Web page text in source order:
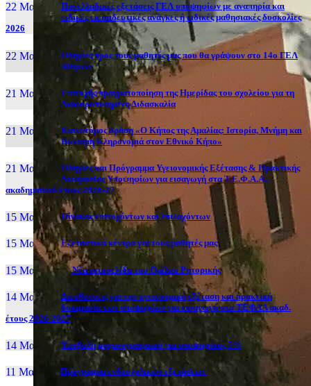
22 Μαι, 26
Πανελλαδικές εξετάσεις ΓΕΛ υποψηφίων με αναπηρία και
ειδικές εκπαιδευτικές ανάγκες ή ειδικές μαθησιακές δυσκολίες
2026
22 Μαι, 26
Οδηγίες προς τους μαθητές μας που θα γράψουν στο 14ο ΓΕΛ
Αθηνών
21 Μαι, 26
Επιτυχής πραγματοποίηση της Ημερίδας του σχολείου για τη
Διαφοροποιημένη Διδασκαλία
21 Μαι, 26
Καινοτόμος δράση «Ο Κήπος της Αμαλίας: Ιστορία, Μνήμη και
Βιώσιμη Κληρονομιά στον Εθνικό Κήπο»
21 Μαι, 26
Οδηγίες και Πρόγραμμα Υγειονομικής Εξέτασης & Πρακτικής
Δοκιμασίας Υποψηφίων για εισαγωγή στα Τ.Ε.Φ.Α.Α.,
ακαδημαϊκού έτους 2026-27
15 Μαι, 26 Πίνακας επιτυχόντων και επιλαχόντων
15 Μαι, 26 Εξεταστικά κέντρα για τους μαθητές μας
15 Μαι, 2026 Νέα ιστοσελίδα του Ομίλου Ρητορικής
14 Μαι, 26
Διευθύνσεις για την υγειονομική εξέταση και πρακτική
δοκιμασία των υποψηφίων για εισαγωγή στα ΤΕΦΑΑ ακαδ.
έτους 2026-2027
14 Μαι, 26 Yποβολή μηχανογραφικού για υποψηφίους 5%
11 Μαι, 26 Πρόγραμμα ενδοσχολικών εξετάσεων